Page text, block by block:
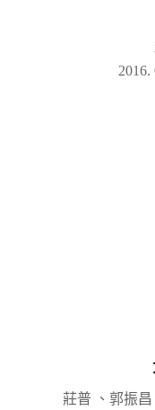
莊普 、郭振